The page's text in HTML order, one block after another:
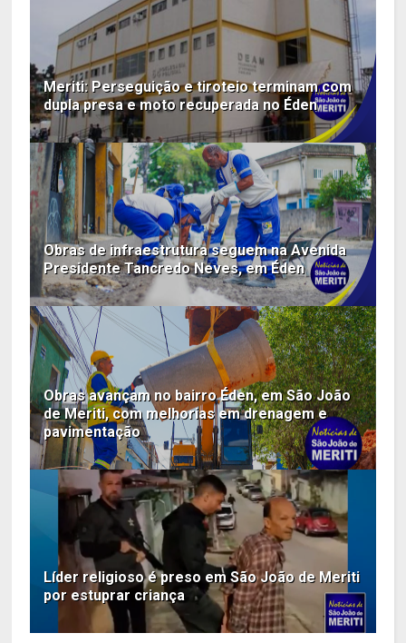
Meriti: Perseguição e tiroteio terminam com
dupla presa e moto recuperada no Éden
Obras de infraestrutura seguem na Avenida
Presidente Tancredo Neves, em Éden
Obras avançam no bairro Éden, em São João
de Meriti, com melhorias em drenagem e
pavimentação
Líder religioso é preso em São João de Meriti
por estuprar criança